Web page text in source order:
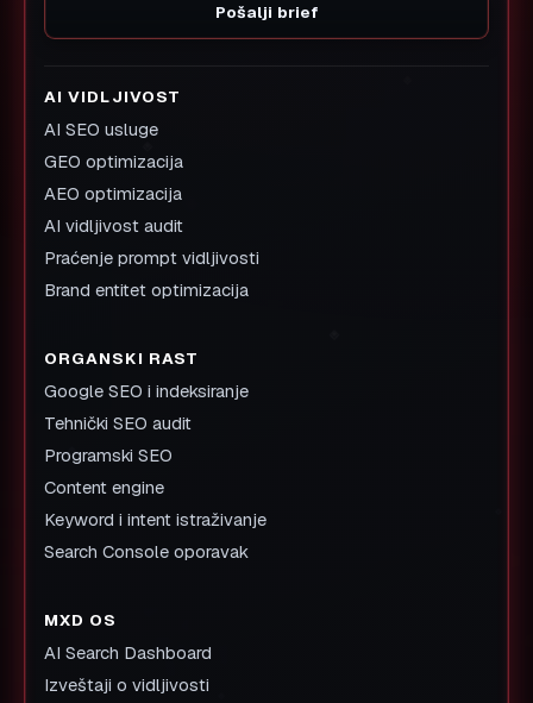
Pošalji brief
AI VIDLJIVOST
AI SEO usluge
GEO optimizacija
AEO optimizacija
AI vidljivost audit
Praćenje prompt vidljivosti
Brand entitet optimizacija
ORGANSKI RAST
Google SEO i indeksiranje
Tehnički SEO audit
Programski SEO
Content engine
Keyword i intent istraživanje
Search Console oporavak
MXD OS
AI Search Dashboard
Izveštaji o vidljivosti